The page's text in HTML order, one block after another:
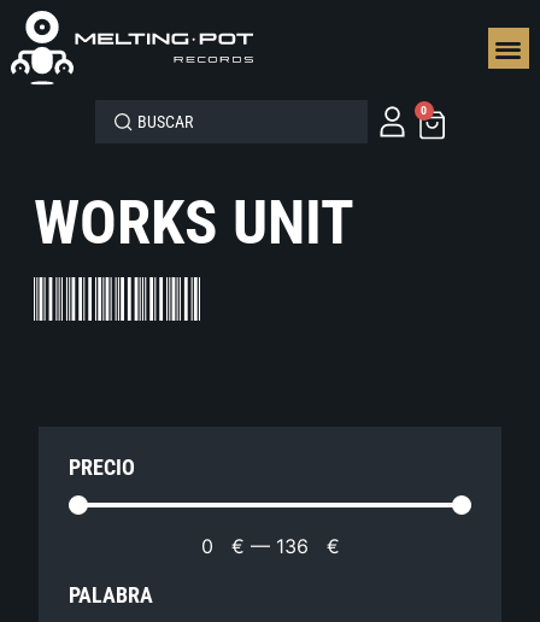
0
WORKS UNIT
PRECIO
0 € — 136 €
PALABRA